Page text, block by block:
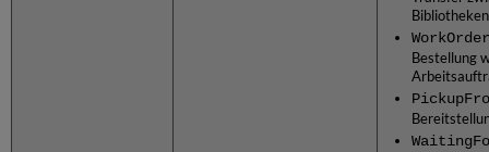
Bestellung